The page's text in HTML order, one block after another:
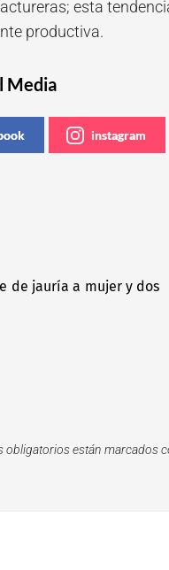
esta
productiva.
Media
instagram
de jauría a mujer y dos
obligatorios están marcados